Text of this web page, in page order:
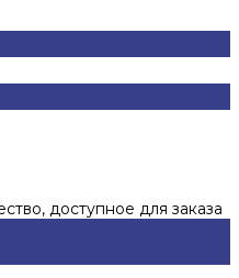
доступное для заказа